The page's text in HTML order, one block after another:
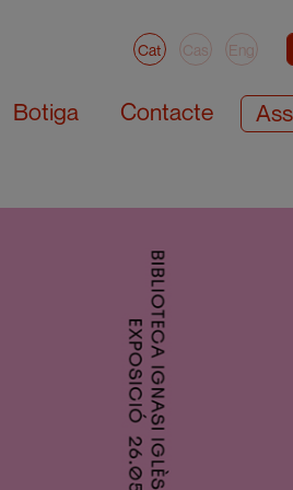
Cat Cas Eng
Botiga Contacte